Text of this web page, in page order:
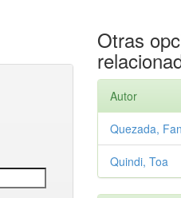
Otras
Autor
Quezada,
Quindi, Toa